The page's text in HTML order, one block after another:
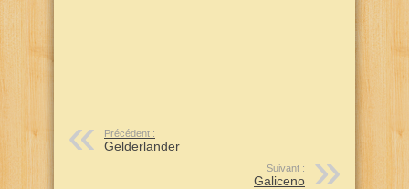
Précédent :
Gelderlander
Suivant :
Galiceno